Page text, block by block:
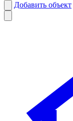
Добавить объект